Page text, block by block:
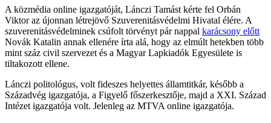
A közmédia online igazgatóját, Lánczi Tamást kérte fel Orbán
Viktor az újonnan létrejövő Szuverenitásvédelmi Hivatal élére. A
szuverenitásvédelminek csúfolt törvényt pár nappal karácsony előtt
Novák Katalin annak ellenére írta alá, hogy az elmúlt hetekben több
mint száz civil szervezet és a Magyar Lapkiadók Egyesülete is
tiltakozott ellene.
Lánczi politológus, volt fideszes helyettes államtitkár, később a
Századvég igazgatója, a Figyelő főszerkesztője, majd a XXI. Század
Intézet igazgatója volt. Jelenleg az MTVA online igazgatója.